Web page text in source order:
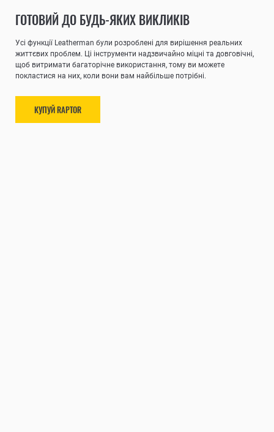
ГОТОВИЙ ДО БУДЬ-ЯКИХ ВИКЛИКІВ
Усі функції Leatherman були розроблені для вирішення реальних
життєвих проблем. Ці інструменти надзвичайно міцні та довговічні,
щоб витримати багаторічне використання, тому ви можете
покластися на них, коли вони вам найбільше потрібні.
КУПУЙ RAPTOR